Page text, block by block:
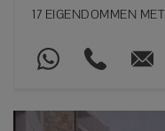
17 EIGENDOMMEN